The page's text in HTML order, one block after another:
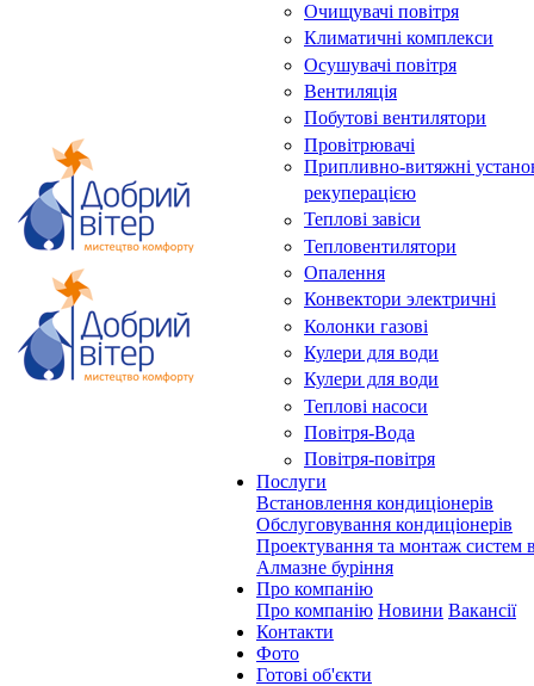
Очищувачі повітря
Климатичні комплекси
Осушувачі повітря
Вентиляція
Побутові вентилятори
Провітрювачі
Припливно-витяжні
рекуперацією
Теплові завіси
Тепловентилятори
Опалення
Конвектори электричні
Колонки газові
Кулери для води
Кулери для води
Теплові насоси
Повітря-Вода
Повітря-повітря
Послуги
Встановлення кондиціонерів
Обслуговування кондиціонерів
Проектування та монтаж систем
Алмазне буріння
Про компанію
Про компанію Новини Вакансії
Контакти
Фото
Готові об'єкти